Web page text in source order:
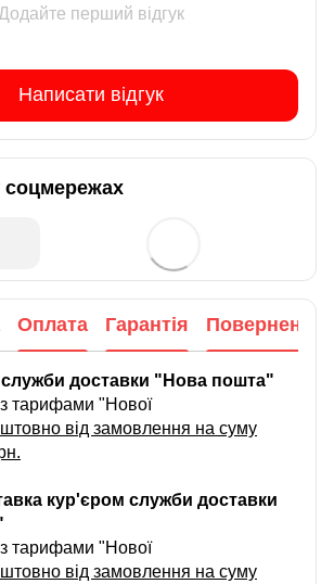
Додайте перший відгук
Написати відгук
Оплата Гарантія Повернення
служби доставки "Нова пошта"
тарифами "Нової
від замовлення на суму
кур'єром служби доставки
тарифами "Нової
від замовлення на суму